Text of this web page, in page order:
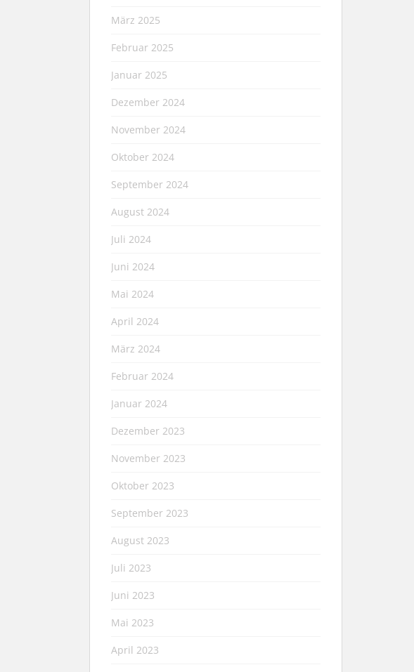
März 2025
Februar 2025
Januar 2025
Dezember 2024
November 2024
Oktober 2024
September 2024
August 2024
Juli 2024
Juni 2024
Mai 2024
April 2024
März 2024
Februar 2024
Januar 2024
Dezember 2023
November 2023
Oktober 2023
September 2023
August 2023
Juli 2023
Juni 2023
Mai 2023
April 2023